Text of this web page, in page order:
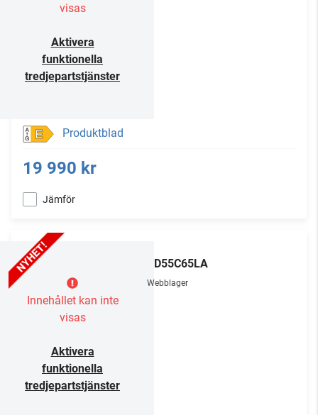
visas
Aktivera
funktionella
tredjepartstjänster
E Produktblad
19 990 kr
Jämför
Innehållet kan inte
visas
Aktivera
funktionella
tredjepartstjänster
OLED55C65LA
Webblager